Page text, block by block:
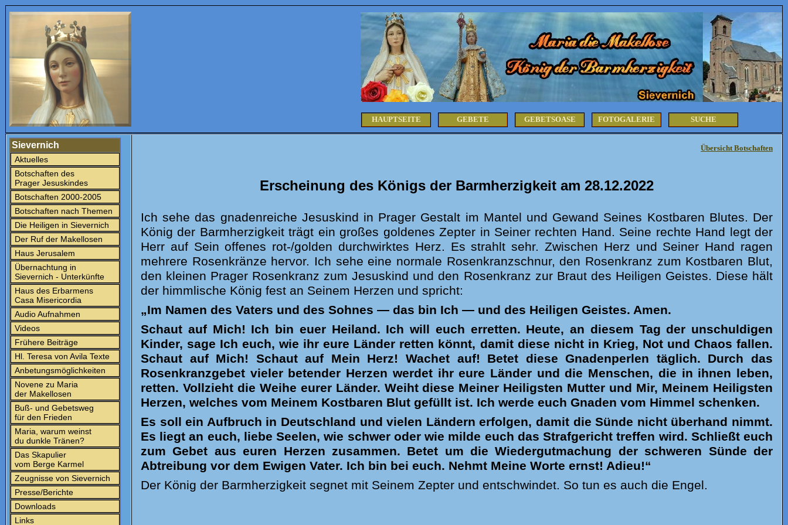
HAUPTSEITE GEBETE GEBETSOASE FOTOGALERIE SUCHE
Sievernich
Aktuelles
Botschaften des
Prager Jesuskindes
Botschaften 2000-2005
Botschaften nach Themen
Die Heiligen in Sievernich
Der Ruf der Makellosen
Haus Jerusalem
Übernachtung in
Sievernich - Unterkünfte
Haus des Erbarmens
Casa Misericordia
Audio Aufnahmen
Videos
Frühere Beiträge
Hl. Teresa von Avila Texte
Anbetungsmöglichkeiten
Novene zu Maria
der Makellosen
Buß- und Gebetsweg
für den Frieden
Maria, warum weinst
du dunkle Tränen?
Das Skapulier
vom Berge Karmel
Zeugnisse von Sievernich
Presse/Berichte
Downloads
Links
Übersicht Botschaften
Erscheinung des Königs der Barmherzigkeit am 28.12.2022
Ich sehe das gnadenreiche Jesuskind in Prager Gestalt im Mantel und Gewand Seines Kostbaren Blutes. Der
König der Barmherzigkeit trägt ein großes goldenes Zepter in Seiner rechten Hand. Seine rechte Hand legt der
Herr auf Sein offenes rot-/golden durchwirktes Herz. Es strahlt sehr. Zwischen Herz und Seiner Hand ragen
mehrere Rosenkränze hervor. Ich sehe eine normale Rosenkranzschnur, den Rosenkranz zum Kostbaren Blut,
den kleinen Prager Rosenkranz zum Jesuskind und den Rosenkranz zur Braut des Heiligen Geistes. Diese hält
der himmlische König fest an Seinem Herzen und spricht:
„Im Namen des Vaters und des Sohnes — das bin Ich — und des Heiligen Geistes. Amen.
Schaut auf Mich! Ich bin euer Heiland. Ich will euch erretten. Heute, an diesem Tag der unschuldigen
Kinder, sage Ich euch, wie ihr eure Länder retten könnt, damit diese nicht in Krieg, Not und Chaos fallen.
Schaut auf Mich! Schaut auf Mein Herz! Wachet auf! Betet diese Gnadenperlen täglich. Durch das
Rosenkranzgebet vieler betender Herzen werdet ihr eure Länder und die Menschen, die in ihnen leben,
retten. Vollzieht die Weihe eurer Länder. Weiht diese Meiner Heiligsten Mutter und Mir, Meinem Heiligsten
Herzen, welches vom Meinem Kostbaren Blut gefüllt ist. Ich werde euch Gnaden vom Himmel schenken.
Es soll ein Aufbruch in Deutschland und vielen Ländern erfolgen, damit die Sünde nicht überhand nimmt.
Es liegt an euch, liebe Seelen, wie schwer oder wie milde euch das Strafgericht treffen wird. Schließt euch
zum Gebet aus euren Herzen zusammen. Betet um die Wiedergutmachung der schweren Sünde der
Abtreibung vor dem Ewigen Vater. Ich bin bei euch. Nehmt Meine Worte ernst! Adieu!“
Der König der Barmherzigkeit segnet mit Seinem Zepter und entschwindet. So tun es auch die Engel.